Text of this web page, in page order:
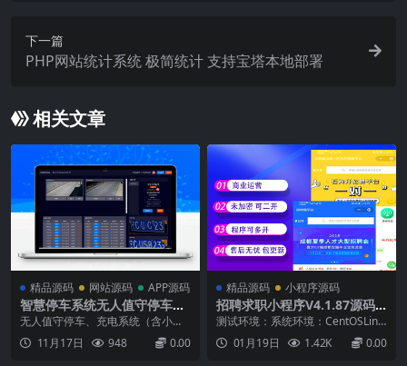
下一篇
PHP网站统计系统 极简统计 支持宝塔本地部署
相关文章
精品源码 网站源码 APP源码
智慧停车系统无人值守停车、
充电系统（含小程序源码、后
无人值守停车、充电系统（含小程
序源码、后端源码、停车屏，岗亭
源码）智慧停车系统，智慧充电系
11月17日 948 0.00
精品源码 小程序源码
招聘求职小程序V4.1.87源码-
修复后台里推广企业无法确认
测试环境：系统环境：CentOSLinu
x7.6.1810(Core)运行环境：宝塔Li
nuxv7.0.3(专业版)网站环境：Ngin
01月19日 1.42K 0.00